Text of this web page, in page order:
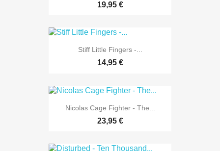
19,95 €
Stiff Little Fingers -...
14,95 €
Nicolas Cage Fighter - The...
23,95 €